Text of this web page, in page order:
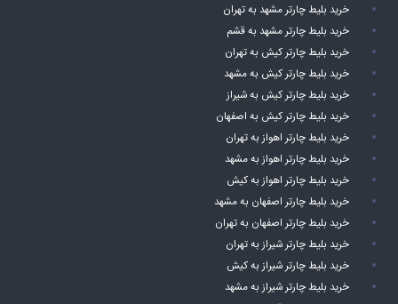
خرید بلیط چارتر مشهد به تهران
خرید بلیط چارتر مشهد به قشم
خرید بلیط چارتر کیش به تهران
خرید بلیط چارتر کیش به مشهد
خرید بلیط چارتر کیش به شیراز
خرید بلیط چارتر کیش به اصفهان
خرید بلیط چارتر اهواز به تهران
خرید بلیط چارتر اهواز به مشهد
خرید بلیط چارتر اهواز به کیش
خرید بلیط چارتر اصفهان به مشهد
خرید بلیط چارتر اصفهان به تهران
خرید بلیط چارتر شیراز به تهران
خرید بلیط چارتر شیراز به کیش
خرید بلیط چارتر شیراز به مشهد